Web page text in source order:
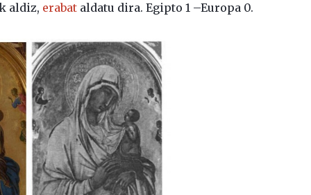
aldiz, erabat aldatu dira. Egipto 1 –Europa 0.